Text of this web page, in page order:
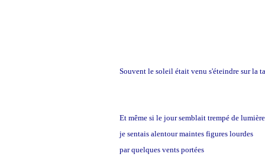
Souvent le soleil était venu s'éteindre sur la
Et même si le jour semblait trempé de lumière
je sentais alentour maintes figures lourdes
par quelques vents portées